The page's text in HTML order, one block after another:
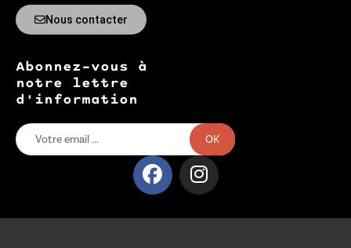
Nous contacter
Abonnez-vous à
notre lettre
d'information
OK